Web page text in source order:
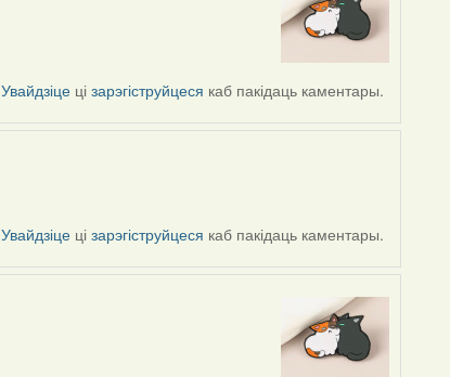
Увайдзіце цізарэгіструйцеся каб пакідаць каментары.
Увайдзіце цізарэгіструйцеся каб пакідаць каментары.